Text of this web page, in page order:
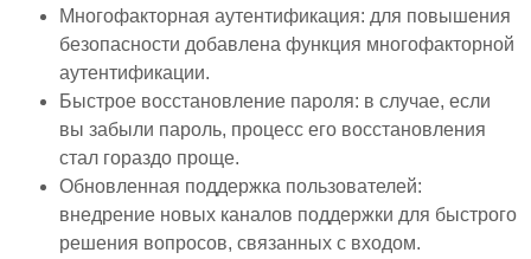
Многофакторная аутентификация: для повышения
безопасности добавлена функция многофакторной
аутентификации.
Быстрое восстановление пароля: в случае, если
вы забыли пароль, процесс его восстановления
стал гораздо проще.
Обновленная поддержка пользователей:
внедрение новых каналов поддержки для быстрого
решения вопросов, связанных с входом.